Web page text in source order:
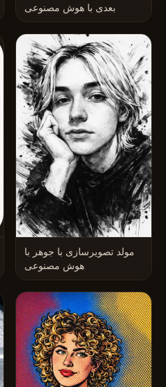
بعدی با هوش مصنوعی
مولد تصویرسازی با جوهر با
هوش مصنوعی